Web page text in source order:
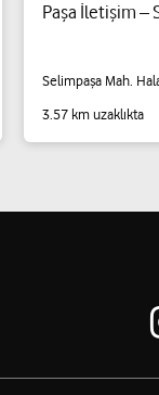
Paşa İletişim –
Selimpaşa Mah.
3.57 km uzaklıkta